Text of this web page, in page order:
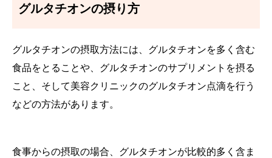
グルタチオンの摂り方
グルタチオンの摂取方法には、グルタチオンを多く含む
食品をとることや、グルタチオンのサプリメントを摂る
こと、そして美容クリニックのグルタチオン点滴を行う
などの方法があります。
食事からの摂取の場合、グルタチオンが比較的多く含ま